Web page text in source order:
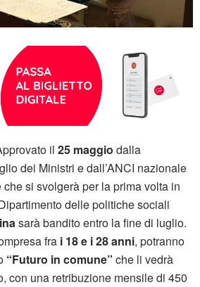
il 25 maggio dalla
dei Ministri e dall’ANCI nazionale
si svolgerà per la prima volta in
delle politiche sociali
sarà bandito entro la fine di luglio.
fra i 18 e i 28 anni, potranno
“Futuro in comune” che li vedrà
con una retribuzione mensile di 450